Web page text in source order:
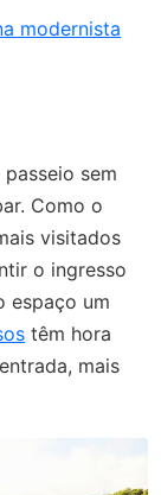
modernista
sem
Como o
visitados
o ingresso
espaço um
têm hora
mais